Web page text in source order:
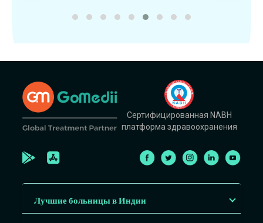
Сертифицированная NABH
платформа здравоохранения
Лучшие больницы в Индии